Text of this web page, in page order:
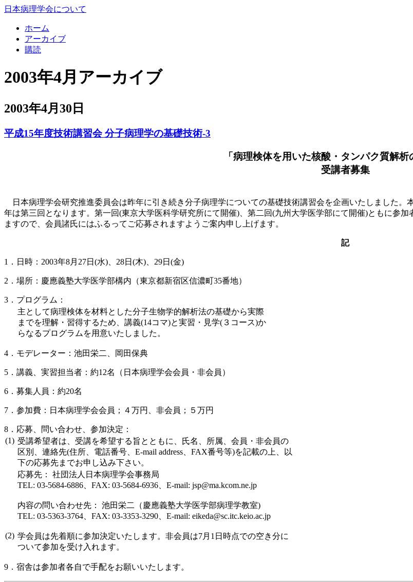
日本病理学会について
ホーム
アーカイブ
購読
2003年4月アーカイブ
2003年4月30日
平成15年度技術講習会 分子病理学の基礎技術-3
「病理検体を用いた核酸・タンパク質解析
受講者募集
日本病理学会研究推進委員会は昨年に引き続き分子病理学についての基礎技術講習会を企画いたしました
年は第三回となります。第一回(東京大学医科学研究所にて開催)、第二回(九州大学医学部にて開催)ともに参
ますので、会員諸氏にはふるってご応募されますようご案内申し上げます。
記
1．日時：2003年8月27日(水)、28日(木)、29日(金)
2．場所：慶應義塾大学医学部構内（東京都新宿区信濃町35番地）
3．プログラム：
主として病理検体を材料とした分子生物学的解析法の基礎から実際
までを理解・習得するため、講義(14コマ)と実習・見学(３コース)か
らなるプログラムを用意いたしました。
4．モデレーター：池田栄二、岡田保典
5．講義、実習担当者：約12名（日本病理学会会員・非会員）
6．募集人員：約20名
7．参加費：日本病理学会会員；４万円、非会員；５万円
8．応募、問い合わせ、参加決定：
(1) 受講希望者は、受講を希望する旨とともに、氏名、所属、会員・非会員の
区別、連絡先(住所、電話番号、E-mail address、FAX番号等)を記載の上、以
下の応募先までお申し込み下さい。
応募先： 社団法人日本病理学会事務局
TEL: 03-5684-6886、FAX: 03-5684-6936、E-mail: jsp@ma.kcom.ne.jp
内容の問い合わせ先： 池田栄二（慶應義塾大学医学部病理学教室)
TEL: 03-5363-3764、FAX: 03-3353-3290、E-mail: eikeda@sc.itc.keio.ac.jp
(2) 学会員は先着順に参加決定いたします。非会員は7月1日時点での空き分に
ついて参加を受け入れます。
9．宿舎は参加者各自で手配をお願いいたします。